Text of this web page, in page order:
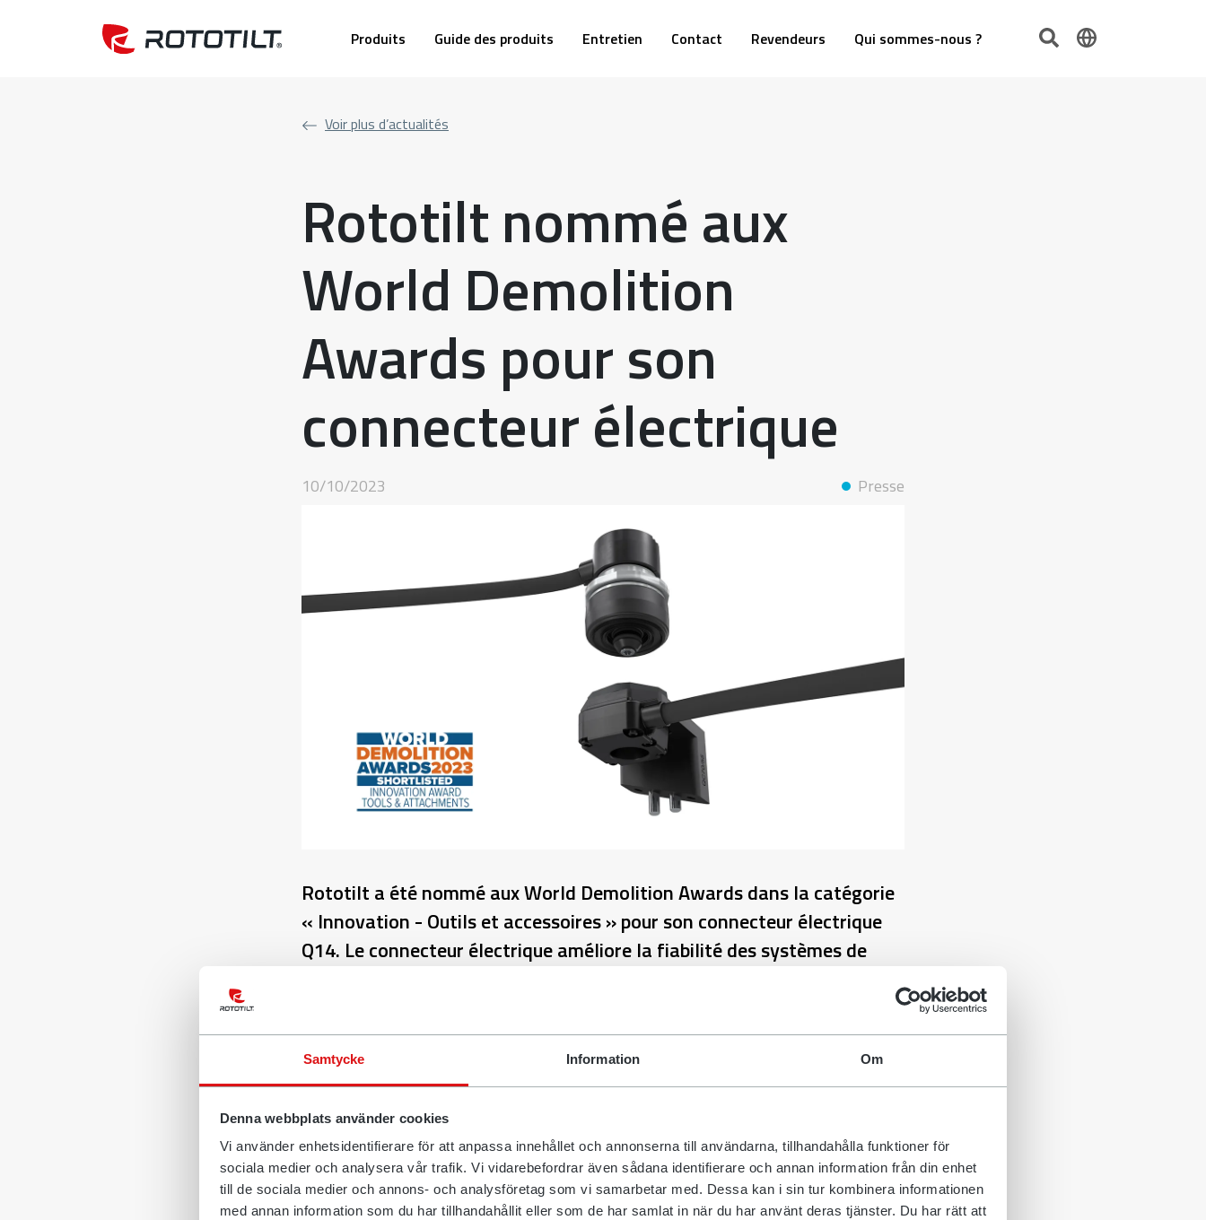
Samtycke Information Om
Denna webbplats använder cookies
Vi använder enhetsidentifierare för att anpassa innehållet och annonserna till användarna, tillhandahålla funktioner för
sociala medier och analysera vår trafik. Vi vidarebefordrar även sådana identifierare och annan information från din enhet
till de sociala medier och annons- och analysföretag som vi samarbetar med. Dessa kan i sin tur kombinera informationen
med annan information som du har tillhandahållit eller som de har samlat in när du har använt deras tjänster. Du har rätt att
Produits Guide des produits Entretien Contact Revendeurs Qui sommes-nous ?
Voir plus d’actualités
Rototilt nommé aux
World Demolition
Awards pour son
connecteur électrique
10/10/2023 Presse
Rototilt a été nommé aux World Demolition Awards dans la catégorie
« Innovation - Outils et accessoires » pour son connecteur électrique
Q14. Le connecteur électrique améliore la fiabilité des systèmes de
Manager chez Rototilt.
Dans une industrie avec de grosses machines, il peut sembler anodin de se concentrer
sur un connecteur électrique. Mais, pour Rototilt, améliorer la stabilité du connecteur
électrique Q14 a eu un impact important sur l’électronique des systèmes de couplage
automatiques. Rototilt est nommé aux World Demolition Awards, dans la catégorie de
l’innovation dans les domaines des outils et accessoires, pour son connecteur électrique
Q14.